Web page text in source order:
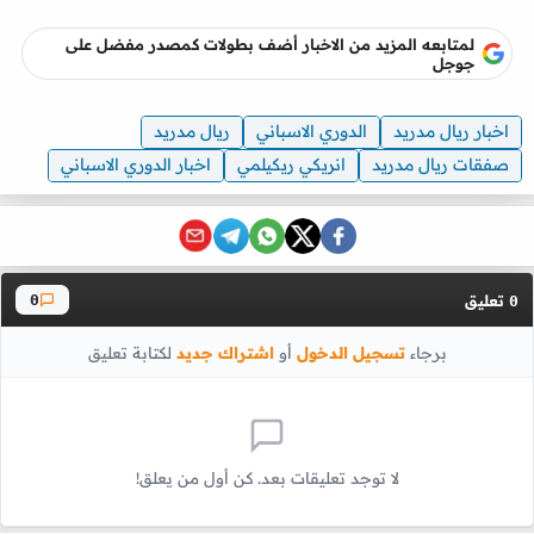
لمتابعه المزيد من الاخبار أضف بطولات كمصدر مفضل على
جوجل
اخبار ريال مدريد الدوري الاسباني
ريال مدريد
صفقات ريال مدريد
انريكي ريكيلمي اخبار الدوري الاسباني
0 تعليق 0
برجاءتسجيل الدخول أواشتراك جديد لكتابة تعليق
لا توجد تعليقات بعد. كن أول من يعلق!